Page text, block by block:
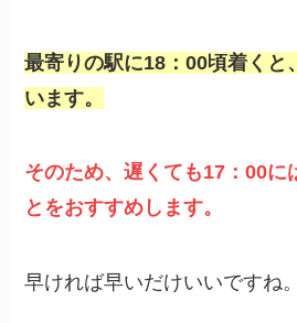
最寄りの駅に18：00頃着くと
います。
そのため、遅くても17：00に
とをおすすめします。
早ければ早いだけいいですね。